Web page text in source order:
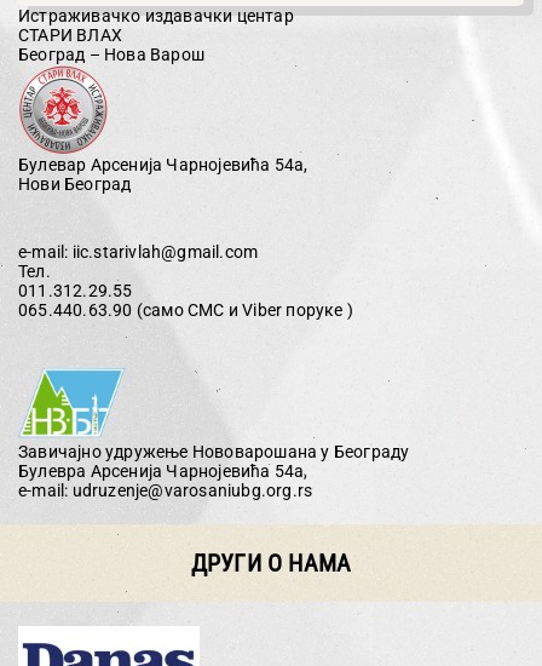
Истраживачко издавачки центар
СТАРИ ВЛАХ
Београд – Нова Варош
Булевар Арсенија Чарнојевића 54а,
Нови Београд
e-mail: iic.starivlah@gmail.com
Тел.
011.312.29.55
065.440.63.90 (само СМС и Viber поруке )
Завичајно удружење Нововарошана у Београду
Булевра Арсенија Чарнојевића 54а,
e-mail: udruzenje@varosaniubg.org.rs
ДРУГИ О НАМА